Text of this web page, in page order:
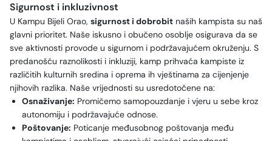
Sigurnost i inkluzivnost
U Kampu Bijeli Orao, sigurnost i dobrobit naših kampista su naš
glavni prioritet. Naše iskusno i obučeno osoblje osigurava da se
sve aktivnosti provode u sigurnom i podržavajućem okruženju. S
predanošću raznolikosti i inkluziji, kamp prihvaća kampiste iz
različitih kulturnih sredina i oprema ih vještinama za cijenjenje
njihovih razlika. Naše vrijednosti su usredotočene na:
Osnaživanje: Promičemo samopouzdanje i vjeru u sebe kroz
autonomiju i podržavajuće odnose.
Poštovanje: Poticanje međusobnog poštovanja među